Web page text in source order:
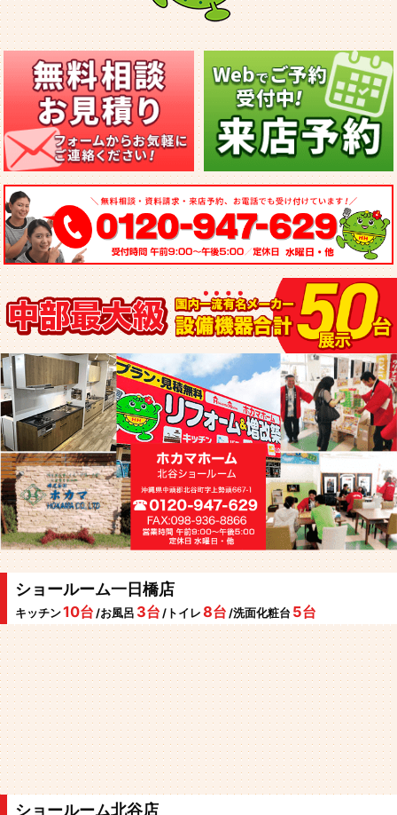
ショールーム一日橋店
キッチン10台 /お風呂 3台 /トイレ 8台 /洗面化粧台 5台
ショールーム北谷店